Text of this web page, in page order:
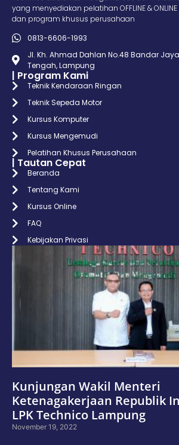
yang menyediakan pelatihan OFFLINE &
dan program khusus perusahaan
0813-6606-1993
Jl. Kh. Ahmad Dahlan No.48 Bandar
Tengah, Lampung
| Program Kami
Teknik Kendaraan Ringan
Teknik Sepeda Motor
Kursus Komputer
Kursus Mengemudi
Pelatihan Khusus Perusahaan
| Tautan Cepat
Beranda
Tentang Kami
Kursus Online
FAQ
Kebijakan Privasi
Kunjungan Wakil Menteri
Ketenagakerjaan Republik
LPK Technico Lampung
November 19, 2022